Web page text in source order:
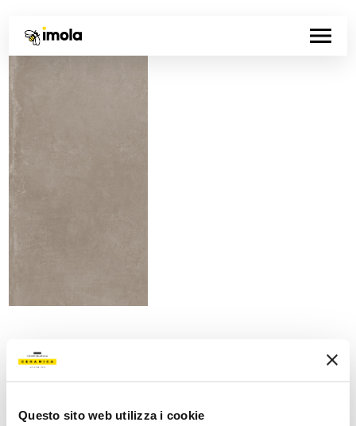
Questo sito web utilizza i cookie
170668 | AZMA6 12G RM
Colección